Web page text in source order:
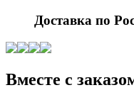
Доставка по
Вместе с